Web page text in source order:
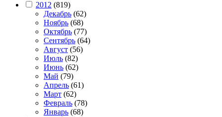
2012 (819)
Декабрь (62)
Ноябрь (68)
Октябрь (77)
Сентябрь (64)
Август (56)
Июль (82)
Июнь (62)
Май (79)
Апрель (61)
Март (62)
Февраль (78)
Январь (68)